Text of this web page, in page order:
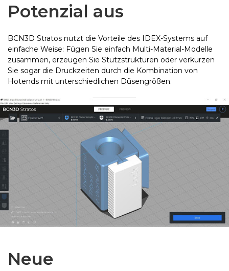
Potenzial aus
BCN3D Stratos nutzt die Vorteile des IDEX-Systems auf
einfache Weise: Fügen Sie einfach Multi-Material-Modelle
zusammen, erzeugen Sie Stützstrukturen oder verkürzen
Sie sogar die Druckzeiten durch die Kombination von
Hotends mit unterschiedlichen Düsengrößen.
Neue